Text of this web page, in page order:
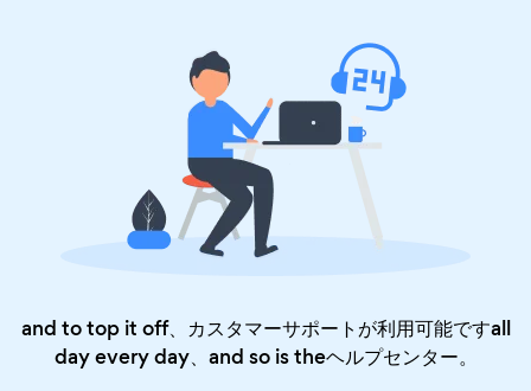
and to top it off、カスタマーサポートが利用可能ですall
day every day、and so is theヘルプセンター。